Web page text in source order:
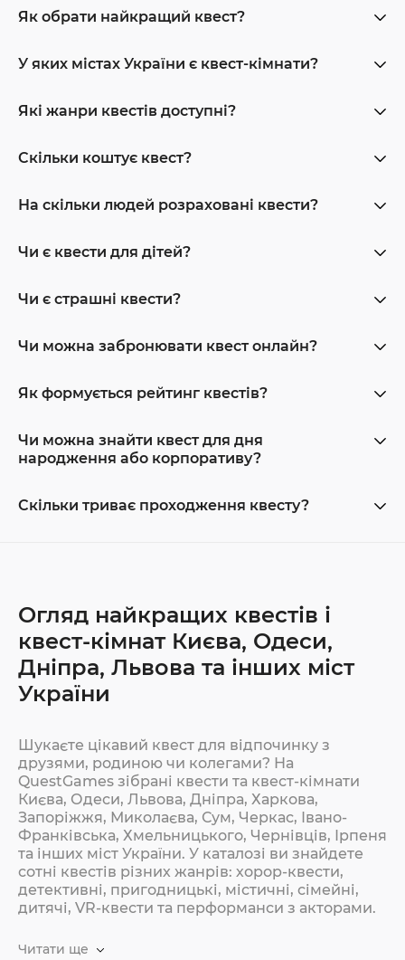
Як обрати найкращий квест?
У яких містах України є квест-кімнати?
Які жанри квестів доступні?
Скільки коштує квест?
На скільки людей розраховані квести?
Чи є квести для дітей?
Чи є страшні квести?
Чи можна забронювати квест онлайн?
Як формується рейтинг квестів?
Чи можна знайти квест для дня
народження або корпоративу?
Скільки триває проходження квесту?
Огляд найкращих квестів і
квест-кімнат Києва, Одеси,
Дніпра, Львова та інших міст
України
Шукаєте цікавий квест для відпочинку з
друзями, родиною чи колегами? На
QuestGames зібрані квести та квест-кімнати
Києва, Одеси, Львова, Дніпра, Харкова,
Запоріжжя, Миколаєва, Сум, Черкас, Івано-
Франківська, Хмельницького, Чернівців, Ірпеня
та інших міст України. У каталозі ви знайдете
сотні квестів різних жанрів: хорор-квести,
детективні, пригодницькі, містичні, сімейні,
дитячі, VR-квести та перформанси з акторами.
Читати ще